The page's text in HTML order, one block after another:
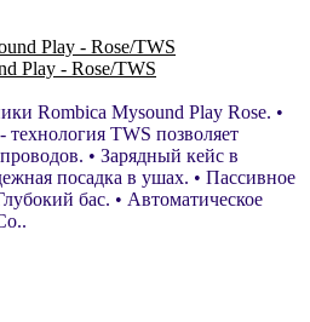
Play - Rose/TWS
Rombica Mysound Play Rose. •
TWS позволяет
• Зарядный кейс в
посадка в ушах. • Пассивное
бас. • Автоматическое